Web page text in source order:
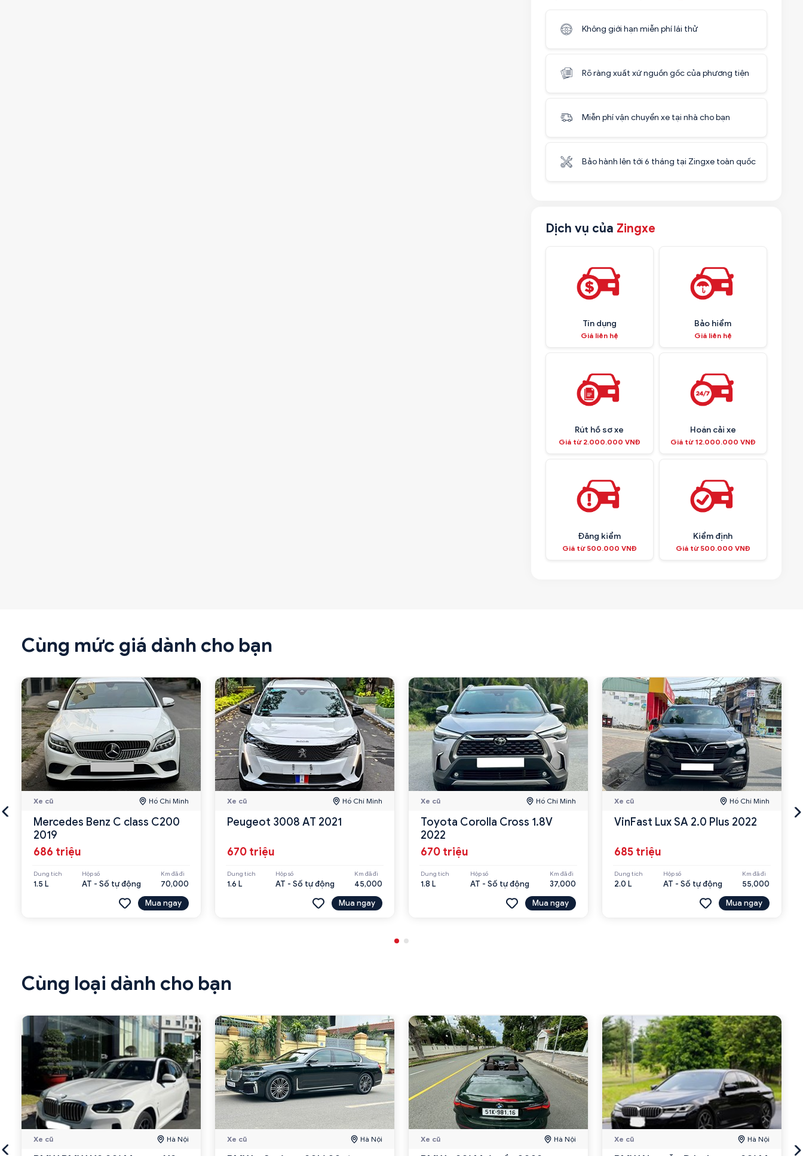
Không giới hạn miễn phí lái thử
Rõ ràng xuất xứ nguồn gốc của phương tiện
Miễn phí vận chuyển xe tại nhà cho bạn
Bảo hành lên tới 6 tháng tại Zingxe toàn quốc
Dịch vụ của Zingxe
Tín dụng
Giá liên hệ
Bảo hiểm
Giá liên hệ
Rút hồ sơ xe
Giá từ 2.000.000 VNĐ
Hoán cải xe
Giá từ 12.000.000 VNĐ
Đăng kiểm
Giá từ 500.000 VNĐ
Kiểm định
Giá từ 500.000 VNĐ
Cùng mức giá dành cho bạn
Xe cũ Hồ Chí Minh
Mercedes Benz C class C200
2019
686 triệu
Dung tích
1.5 L
Hộp số
AT - Số tự động
Km đã đi
70,000
Mua ngay
Xe cũ Hồ Chí Minh
Peugeot 3008 AT 2021
670 triệu
Dung tích
1.6 L
Hộp số
AT - Số tự động
Km đã đi
45,000
Mua ngay
Xe cũ Hồ Chí Minh
Toyota Corolla Cross 1.8V
2022
670 triệu
Dung tích
1.8 L
Hộp số
AT - Số tự động
Km đã đi
37,000
Mua ngay
Xe cũ Hồ Chí Minh
VinFast Lux SA 2.0 Plus 2022
685 triệu
Dung tích
2.0 L
Hộp số
AT - Số tự động
Km đã đi
55,000
Mua ngay
Cùng loại dành cho bạn
Xe cũ Hà Nội Xe cũ Hà Nội Xe cũ Hà Nội Xe cũ Hà Nội